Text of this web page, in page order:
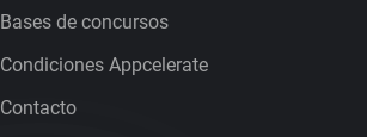
Bases de concursos
Condiciones Appcelerate
Contacto